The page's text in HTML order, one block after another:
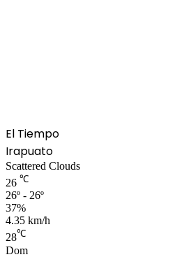
El Tiempo
Irapuato
Scattered Clouds
26 ℃
26º - 26º
37%
4.35 km/h
28℃
Dom